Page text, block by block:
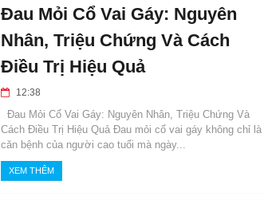
Đau Mỏi Cổ Vai Gáy: Nguyên
Nhân, Triệu Chứng Và Cách
Điều Trị Hiệu Quả
12:38
Đau Mỏi Cổ Vai Gáy: Nguyên Nhân, Triệu Chứng Và
Cách Điều Trị Hiệu Quả Đau mỏi cổ vai gáy không chỉ là
căn bệnh của người cao tuổi mà ngày...
XEM THÊM